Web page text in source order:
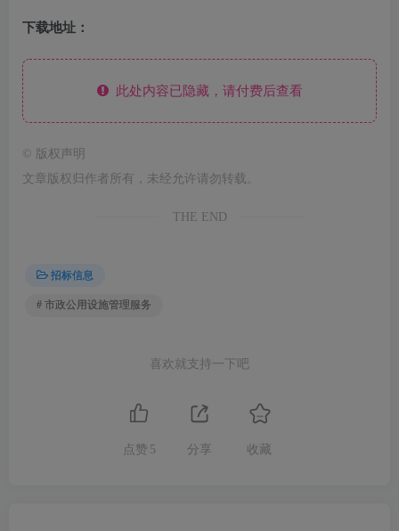
下载地址：
此处内容已隐藏，请付费后查看
©
版权声明
文章版权归作者所有，未经允许请勿转载。
THE END
招标信息
# 市政公用设施管理服务
喜欢就支持一下吧
点赞 5 分享 收藏